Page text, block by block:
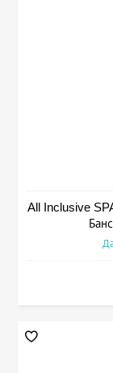
All Inclusive